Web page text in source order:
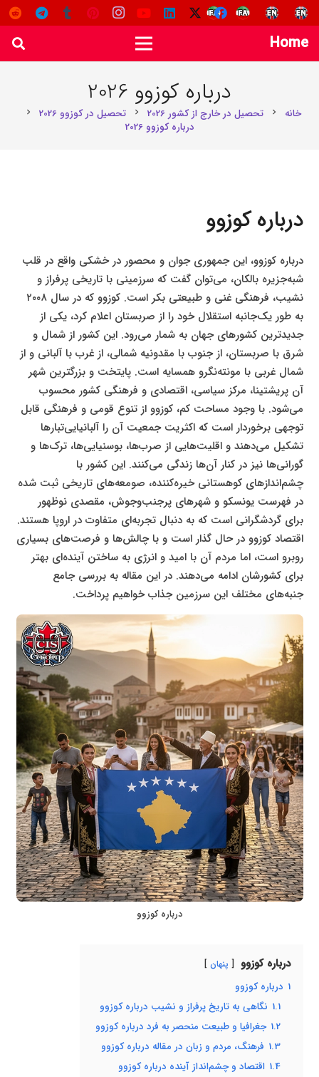
Home
درباره کوزوو 2026
خانه chevron_right تحصیل در خارج از کشور 2026 chevron_right تحصیل در کوزوو 2026 chevron_right
درباره کوزوو 2026
درباره کوزوو
درباره کوزوو، این جمهوری جوان و محصور در خشکی واقع در قلب
شبه‌جزیره بالکان، می‌توان گفت که سرزمینی با تاریخی پرفراز و
نشیب، فرهنگی غنی و طبیعتی بکر است. کوزوو که در سال ۲۰۰۸
به طور یک‌جانبه استقلال خود را از صربستان اعلام کرد، یکی از
جدیدترین کشورهای جهان به شمار می‌رود. این کشور از شمال و
شرق با صربستان، از جنوب با مقدونیه شمالی، از غرب با آلبانی و از
شمال غربی با مونته‌نگرو همسایه است. پایتخت و بزرگترین شهر
آن پریشتینا، مرکز سیاسی، اقتصادی و فرهنگی کشور محسوب
می‌شود. با وجود مساحت کم، کوزوو از تنوع قومی و فرهنگی قابل
توجهی برخوردار است که اکثریت جمعیت آن را آلبانیایی‌تبارها
تشکیل می‌دهند و اقلیت‌هایی از صرب‌ها، بوسنیایی‌ها، ترک‌ها و
گورانی‌ها نیز در کنار آن‌ها زندگی می‌کنند. این کشور با
چشم‌اندازهای کوهستانی خیره‌کننده، صومعه‌های تاریخی ثبت شده
در فهرست یونسکو و شهرهای پرجنب‌وجوش، مقصدی نوظهور
برای گردشگرانی است که به دنبال تجربه‌ای متفاوت در اروپا هستند.
اقتصاد کوزوو در حال گذار است و با چالش‌ها و فرصت‌های بسیاری
روبرو است، اما مردم آن با امید و انرژی به ساختن آینده‌ای بهتر
برای کشورشان ادامه می‌دهند. در این مقاله به بررسی جامع
جنبه‌های مختلف این سرزمین جذاب خواهیم پرداخت.
درباره کوزوو
درباره کوزوو پنهان
1 درباره کوزوو
1.1 نگاهی به تاریخ پرفراز و نشیب درباره کوزوو
1.2 جغرافیا و طبیعت منحصر به فرد درباره کوزوو
1.3 فرهنگ، مردم و زبان در مقاله درباره کوزوو
1.4 اقتصاد و چشم‌انداز آینده درباره کوزوو